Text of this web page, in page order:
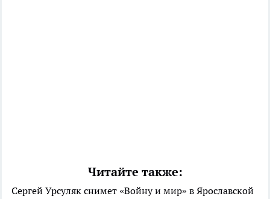
Читайте также:
Сергей Урсуляк снимет «Войну и мир» в Ярославской